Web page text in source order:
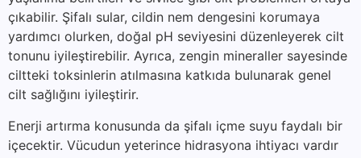
çıkabilir. Şifalı sular, cildin nem dengesini korumaya
yardımcı olurken, doğal pH seviyesini düzenleyerek cilt
tonunu iyileştirebilir. Ayrıca, zengin mineraller sayesinde
ciltteki toksinlerin atılmasına katkıda bulunarak genel
cilt sağlığını iyileştirir.
Enerji artırma konusunda da şifalı içme suyu faydalı bir
içecektir. Vücudun yeterince hidrasyona ihtiyacı vardır